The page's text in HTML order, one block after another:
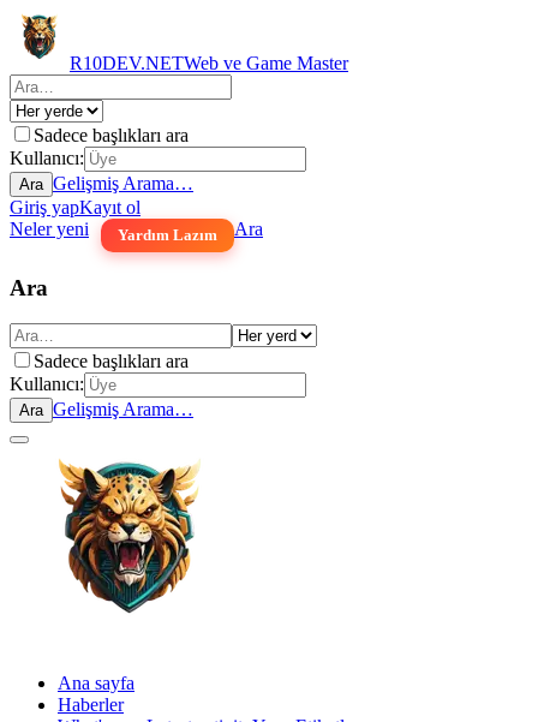
R10DEV.NETWeb ve Game Master
Sadece başlıkları ara
Kullanıcı:
Ara Gelişmiş Arama…
Giriş yapKayıt ol
Neler yeni
Yardım Lazım Ara
Ara
Sadece başlıkları ara
Kullanıcı:
Ara Gelişmiş Arama…
Ana sayfa
Haberler